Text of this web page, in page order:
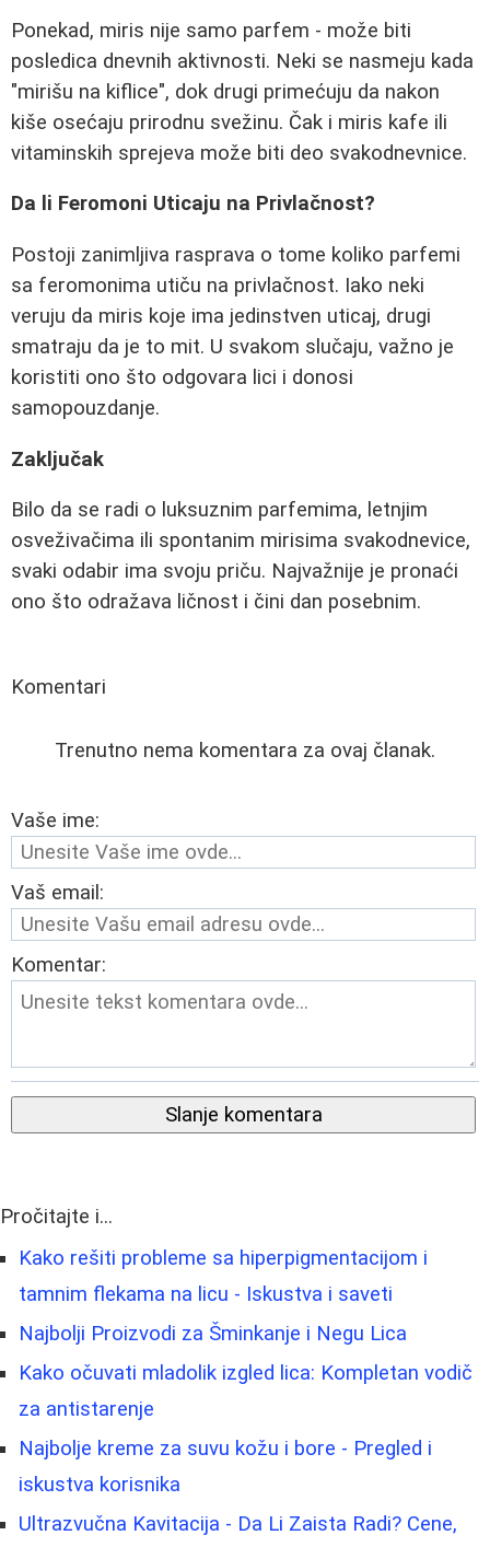
Ponekad, miris nije samo parfem - može biti
posledica dnevnih aktivnosti. Neki se nasmeju kada
"mirišu na kiflice", dok drugi primećuju da nakon
kiše osećaju prirodnu svežinu. Čak i miris kafe ili
vitaminskih sprejeva može biti deo svakodnevnice.
Da li Feromoni Uticaju na Privlačnost?
Postoji zanimljiva rasprava o tome koliko parfemi
sa feromonima utiču na privlačnost. Iako neki
veruju da miris koje ima jedinstven uticaj, drugi
smatraju da je to mit. U svakom slučaju, važno je
koristiti ono što odgovara lici i donosi
samopouzdanje.
Zaključak
Bilo da se radi o luksuznim parfemima, letnjim
osveživačima ili spontanim mirisima svakodnevice,
svaki odabir ima svoju priču. Najvažnije je pronaći
ono što odražava ličnost i čini dan posebnim.
Komentari
Trenutno nema komentara za ovaj članak.
Vaše ime:
Vaš email:
Komentar:
Slanje komentara
Pročitajte i...
Kako rešiti probleme sa hiperpigmentacijom i
tamnim flekama na licu - Iskustva i saveti
Najbolji Proizvodi za Šminkanje i Negu Lica
Kako očuvati mladolik izgled lica: Kompletan vodič
za antistarenje
Najbolje kreme za suvu kožu i bore - Pregled i
iskustva korisnika
Ultrazvučna Kavitacija - Da Li Zaista Radi? Cene,